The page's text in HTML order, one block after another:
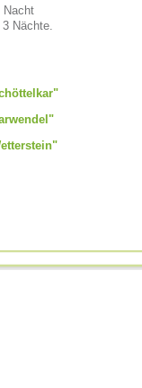
Nacht
Nächte.